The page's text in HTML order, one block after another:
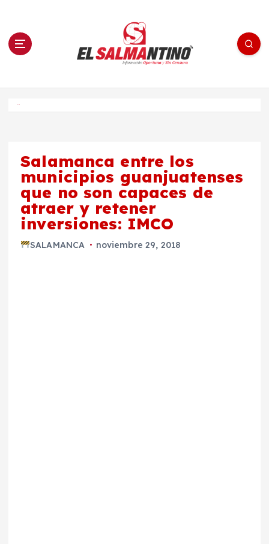
n El Salmantino - medios/noticias/editorial
Salamanca entre los
municipios guanjuatenses
que no son capaces de
atraer y retener
inversiones: IMCO
SALAMANCA noviembre 29, 2018